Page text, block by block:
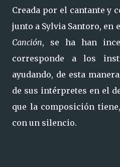
Creada por el cantante y
junto a Sylvia Santoro, en
Canción, se ha han
corresponde a los
ayudando, de esta
de sus intérpretes en el
que la composición
con un silencio.